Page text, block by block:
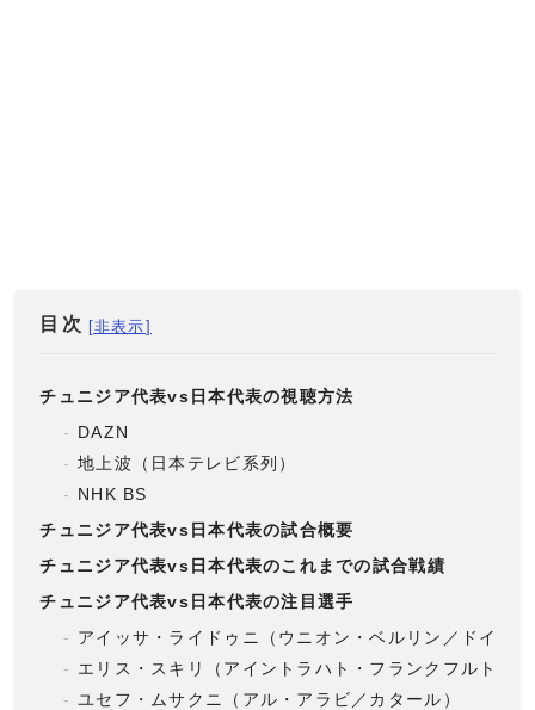
目次
チュニジア代表vs日本代表の視聴方法
DAZN
地上波（日本テレビ系列）
NHK BS
チュニジア代表vs日本代表の試合概要
チュニジア代表vs日本代表のこれまでの試合戦績
チュニジア代表vs日本代表の注目選手
アイッサ・ライドゥニ（ウニオン・ベルリン／ドイツ）
エリス・スキリ（アイントラハト・フランクフルト／
ユセフ・ムサクニ（アル・アラビ／カタール）